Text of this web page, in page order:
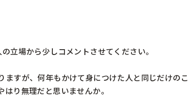
立場から少しコメントさせてください。
すが、何年もかけて身につけた人と同じだけのこ
り無理だと思いませんか。